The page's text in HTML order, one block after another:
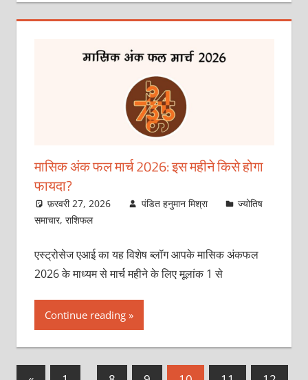
मासिक अंक फल मार्च 2026: इस महीने किसे होगा
फायदा?
फ़रवरी 27, 2026 पंडित हनुमान मिश्रा
ज्योतिष
समाचार, राशिफल
एस्ट्रोसेज एआई का यह विशेष ब्लॉग आपके मासिक अंकफल
2026 के माध्यम से मार्च महीने के लिए मूलांक 1 से
Continue reading